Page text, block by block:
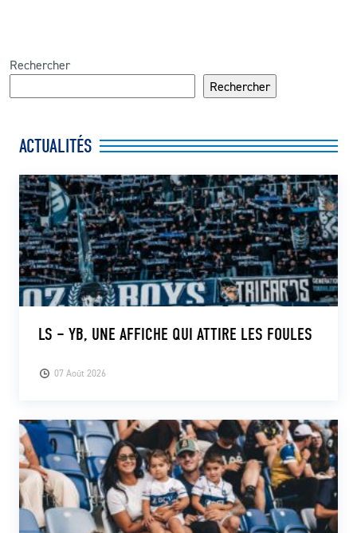
Rechercher
Rechercher
ACTUALITÉS
07 Août 2026
LS – YB, UNE AFFICHE QUI ATTIRE LES FOULES